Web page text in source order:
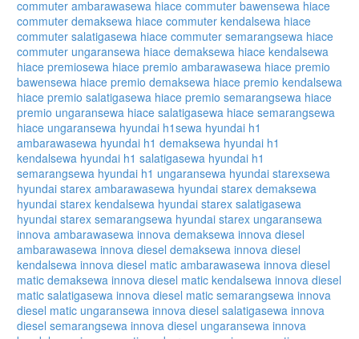
commuter ambarawasewa hiace commuter bawensewa hiace
commuter demaksewa hiace commuter kendalsewa hiace
commuter salatigasewa hiace commuter semarangsewa hiace
commuter ungaransewa hiace demaksewa hiace kendalsewa
hiace premiosewa hiace premio ambarawasewa hiace premio
bawensewa hiace premio demaksewa hiace premio kendalsewa
hiace premio salatigasewa hiace premio semarangsewa hiace
premio ungaransewa hiace salatigasewa hiace semarangsewa
hiace ungaransewa hyundai h1sewa hyundai h1
ambarawasewa hyundai h1 demaksewa hyundai h1
kendalsewa hyundai h1 salatigasewa hyundai h1
semarangsewa hyundai h1 ungaransewa hyundai starexsewa
hyundai starex ambarawasewa hyundai starex demaksewa
hyundai starex kendalsewa hyundai starex salatigasewa
hyundai starex semarangsewa hyundai starex ungaransewa
innova ambarawasewa innova demaksewa innova diesel
ambarawasewa innova diesel demaksewa innova diesel
kendalsewa innova diesel matic ambarawasewa innova diesel
matic demaksewa innova diesel matic kendalsewa innova diesel
matic salatigasewa innova diesel matic semarangsewa innova
diesel matic ungaransewa innova diesel salatigasewa innova
diesel semarangsewa innova diesel ungaransewa innova